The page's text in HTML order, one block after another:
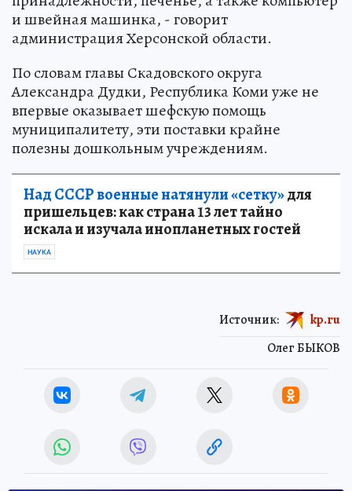
и швейная машинка, - говорит
администрация Херсонской области.
По словам главы Скадовского округа
Александра Дудки, Республика Коми уже не
впервые оказывает шефскую помощь
муниципалитету, эти поставки крайне
полезны дошкольным учреждениям.
Над СССР военные натянули «сетку»для
пришельцев: как страна 13 лет тайно
искала и изучала инопланетных гостей
НАУКА
Олег БЫКОВ
Источник: kp.ru